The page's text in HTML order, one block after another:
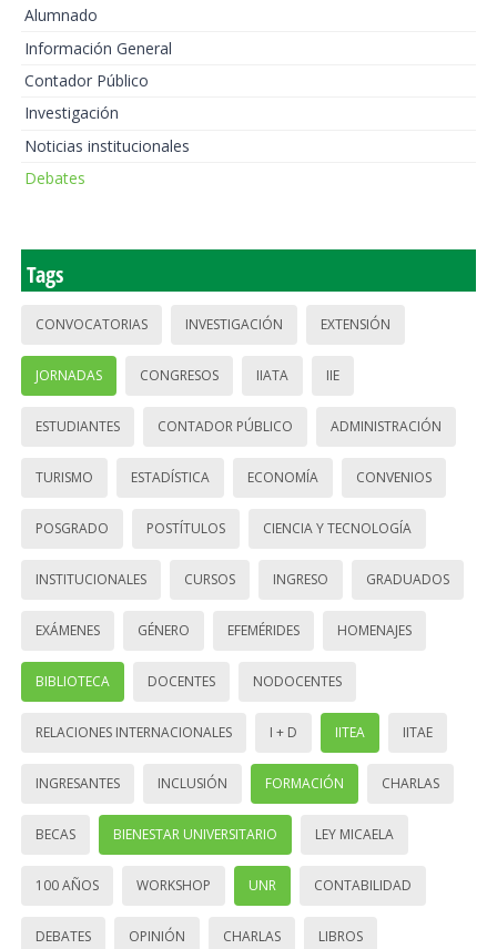
Alumnado
Información General
Contador Público
Investigación
Noticias institucionales
Debates
Tags
CONVOCATORIAS INVESTIGACIÓN EXTENSIÓN
JORNADAS CONGRESOS IIATA IIE
ESTUDIANTES CONTADOR PÚBLICO ADMINISTRACIÓN
TURISMO ESTADÍSTICA ECONOMÍA CONVENIOS
POSGRADO POSTÍTULOS CIENCIA Y TECNOLOGÍA
INSTITUCIONALES CURSOS INGRESO GRADUADOS
EXÁMENES GÉNERO EFEMÉRIDES HOMENAJES
BIBLIOTECA DOCENTES NODOCENTES
RELACIONES INTERNACIONALES I + D IITEA IITAE
INGRESANTES INCLUSIÓN FORMACIÓN CHARLAS
BECAS BIENESTAR UNIVERSITARIO LEY MICAELA
100 AÑOS WORKSHOP UNR CONTABILIDAD
DEBATES OPINIÓN CHARLAS LIBROS